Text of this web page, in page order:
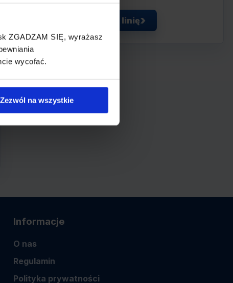
ZGADZAM SIĘ, wyrażasz
wycofać.
Zezwól na wszystkie
Zobacz linię
Informacje
O nas
Regulamin
Polityka prywatności